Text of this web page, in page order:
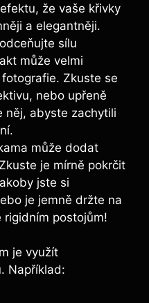
že vaše křivky
a elegantněji.
sílu
může velmi
Zkuste se
nebo upřeně
něj, abyste zachytili
může dodat
je mírně pokrčit
jste si
je jemně držte na
rigidním postojům!
je využít
Například: